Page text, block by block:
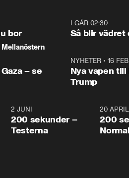
bor
I GÅR 02:30
Så blir vädret
– se
NYHETER• 16
Nya vapen
Trump
5:00
4:23
2 JUNI
200 sekunder –
Testerna
20 APRIL
200
Normal